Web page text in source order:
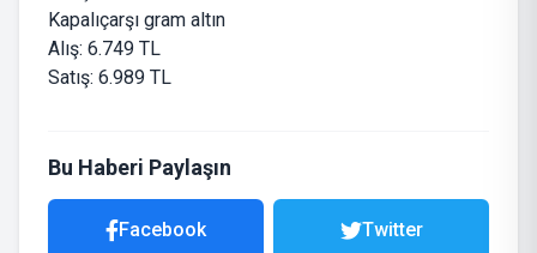
Kapalıçarşı gram altın
Alış: 6.749 TL
Satış: 6.989 TL
Bu Haberi Paylaşın
Facebook Twitter